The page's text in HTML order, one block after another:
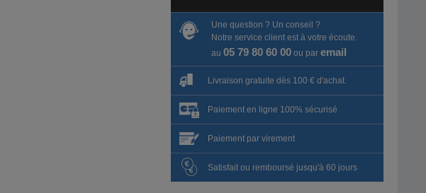
Une question ? Un conseil ?
Notre service client est à votre écoute.
au 05 79 80 60 00ou par email
Livraison gratuite dès 100 € d'achat.
Paiement en ligne 100% sécurisé
Paiement par virement
Satisfait ou remboursé jusqu'à 60 jours